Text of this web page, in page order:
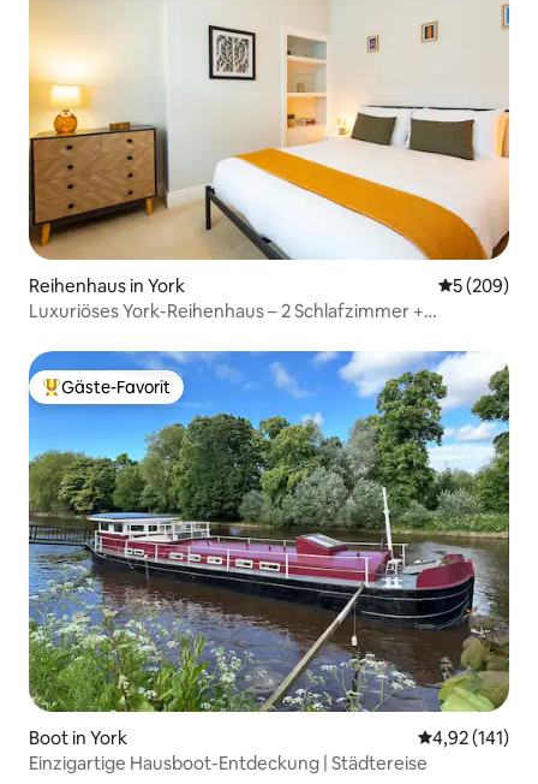
Reihenhaus in York
5 (209)
Luxuriöses York-Reihenhaus – 2 Schlafzimmer +
Beliebter Gäste-Favorit.
Gäste-Favorit
Boot in York
4,92 (141)
Einzigartige Hausboot-Entdeckung | Städtereise